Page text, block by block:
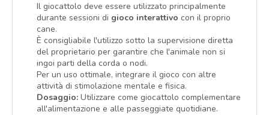
Il giocattolo deve essere utilizzato principalmente
durante sessioni di gioco interattivo con il proprio
cane.
È consigliabile l'utilizzo sotto la supervisione diretta
del proprietario per garantire che l'animale non si
ingoi parti della corda o nodi.
Per un uso ottimale, integrare il gioco con altre
attività di stimolazione mentale e fisica.
Dosaggio: Utilizzare come giocattolo complementare
all'alimentazione e alle passeggiate quotidiane.